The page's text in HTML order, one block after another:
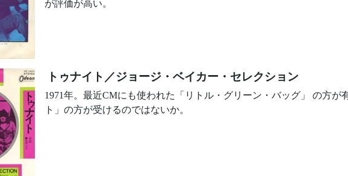
が評価が高い。
トゥナイト／ジョージ・ベイカー・セレクション
1971年。最近CMにも使われた「リトル・グリーン・バッグ」 の方が
ト」の方が受けるのではないか。